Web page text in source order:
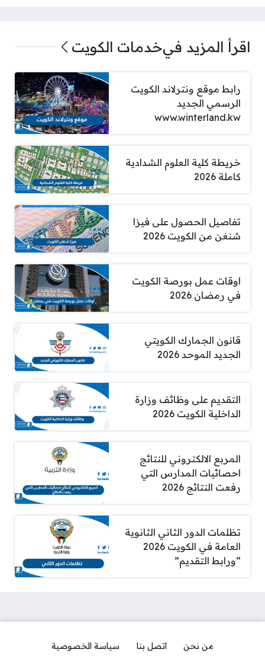
اقرأ المزيد فيخدمات الكويت
رابط موقع ونترلاند الكويت
الرسمي الجديد
www.winterland.kw
خريطة كلية العلوم الشدادية
كاملة 2026
تفاصيل الحصول على فيزا
شنغن من الكويت 2026
اوقات عمل بورصة الكويت
في رمضان 2026
قانون الجمارك الكويتي
الجديد الموحد 2026
التقديم على وظائف وزارة
الداخلية الكويت 2026
المربع الالكتروني للنتائج
احصائيات المدارس التي
رفعت النتائج 2026
تظلمات الدور الثاني الثانوية
العامة في الكويت 2026
“ورابط التقديم”
من نحن اتصل بنا
سياسة الخصوصية